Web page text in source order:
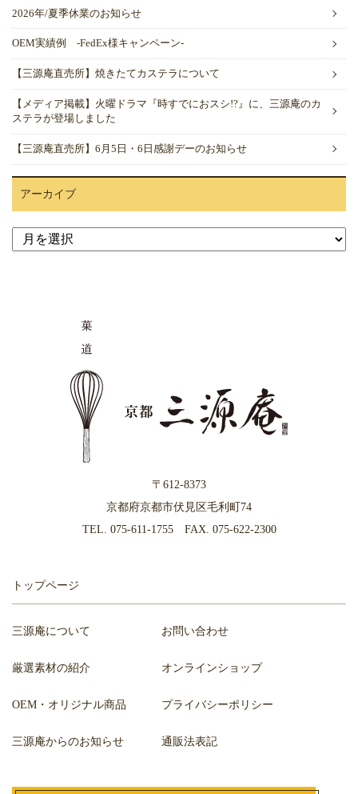
2026年/夏季休業のお知らせ
OEM実績例 -FedEx様キャンペーン-
【三源庵直売所】焼きたてカステラについて
【メディア掲載】火曜ドラマ『時すでにおスシ!?』に、三源庵のカ
ステラが登場しました
【三源庵直売所】6月5日・6日感謝デーのお知らせ
アーカイブ
〒612-8373
京都府京都市伏見区毛利町74
TEL. 075-611-1755FAX. 075-622-2300
トップページ
三源庵について
厳選素材の紹介
OEM・オリジナル商品
三源庵からのお知らせ
お問い合わせ
オンラインショップ
プライバシーポリシー
通販法表記